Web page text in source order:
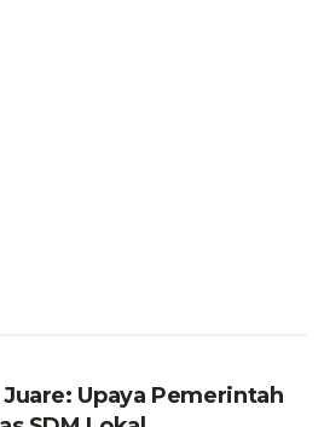
Upaya Pemerintah